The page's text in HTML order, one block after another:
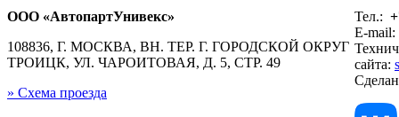
ООО «АвтопартУнивекс»
108836, Г. МОСКВА, ВН. ТЕР. Г. ГОРОДСКОЙ ОКРУГ
ТРОИЦК, УЛ. ЧАРОИТОВАЯ, Д. 5, СТР. 49
» Схема проезда
Тел.:
E-mail:
сайта: